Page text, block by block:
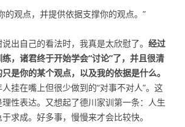
的观点，并提供依据支撑你的观点。”
出自己的看法时，我真是太欣慰了。 经过
，诸君终于开始学会“讨论”了，并且很清
是你的某个观点，以及我的依据是什么。
挂在嘴上但很少做到的“对事不对人”。这
性表达。又想起了德川家训第一条：人生
求成。好多事，慢慢来才会比较快。